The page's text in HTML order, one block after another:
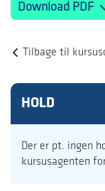
Download PDF
Tilbage til
HOLD
Der er pt. ingen
kursusagenten